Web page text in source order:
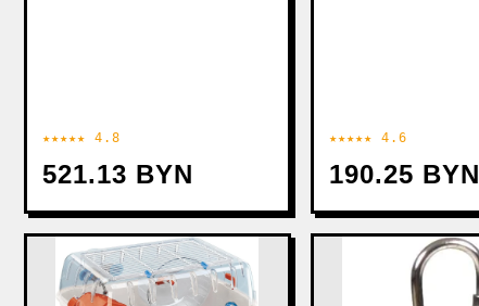
★★★★★ 4.8
521.13 BYN
★★★★★ 4.6
190.25 BYN